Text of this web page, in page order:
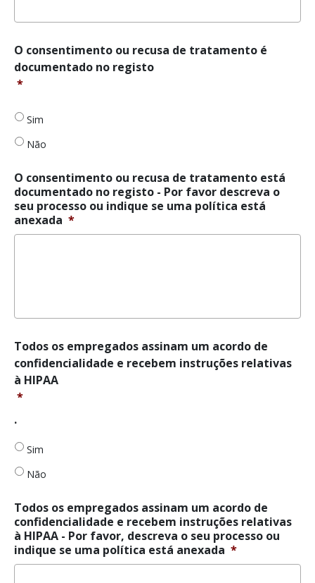
O
consentimento
ou
tratamento
é
documentado
registo *
O consentimento ou recusa de tratamento é
documentado no registo
*
Sim
Não
O consentimento ou recusa de tratamento está
documentado no registo - Por favor descreva o
seu processo ou indique se uma política está
anexada *
Todos
os
empregados
assinam
um
confidencialidade
recebem
relativas
à
HIPAA *
Todos os empregados assinam um acordo de
confidencialidade e recebem instruções relativas
à HIPAA
*
.
Sim
Não
Todos os empregados assinam um acordo de
confidencialidade e recebem instruções relativas
à HIPAA - Por favor, descreva o seu processo ou
indique se uma política está anexada *